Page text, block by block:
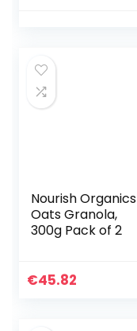
Nourish Organics
Oats Granola,
300g Pack of 2
€45.82